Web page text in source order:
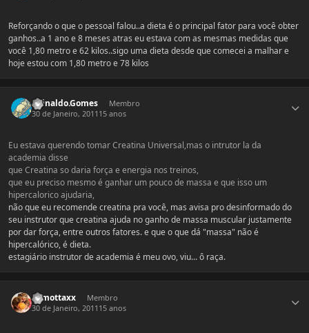
Reforçando o que o pessoal falou..a dieta é o principal fator para você obter
ganhos..a 1 ano e 8 meses atras eu estava com as mesmas medidas que
você 1,80 metro e 62 kilos..sigo uma dieta desde que comecei a malhar e
hoje estou com 1,80 metro e 78 kilos
Reinaldo.Gomes
Membro
30 de Janeiro, 2011 15 anos
Eu estava querendo tomar Creatina Universal,mas o intrutor la da
academia disse
que Creatina so daria força e energia nos treinos,
que eu preciso mesmo é ganhar um pouco de massa e que isso um
hipercalorico ajudaria,
não que eu recomende creatina pra você, mas avisa pro desinformado do
seu instrutor que creatina ajuda no ganho de massa muscular justamente
por dar força, entre outros fatores. e que o que dá "massa" não é
hipercalórico, é dieta.
estagiário instrutor de academia é meu ovo, viu... ô raça.
xxmottaxx
Membro
30 de Janeiro, 2011 15 anos